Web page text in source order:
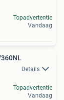
Topadvertentie
Vandaag
Details
Topadvertentie
Vandaag